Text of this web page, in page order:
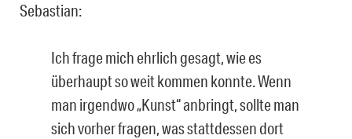
Sebastian:
Ich frage mich ehrlich gesagt, wie es
überhaupt so weit kommen konnte. Wenn
man irgendwo „Kunst“ anbringt, sollte man
sich vorher fragen, was stattdessen dort